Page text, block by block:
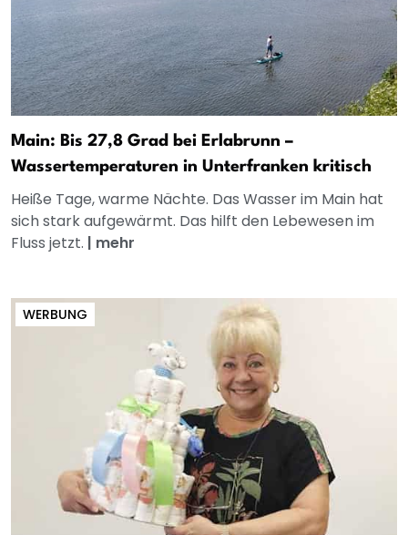
Main: Bis 27,8 Grad bei Erlabrunn –
Wassertemperaturen in Unterfranken kritisch
Heiße Tage, warme Nächte. Das Wasser im Main hat
sich stark aufgewärmt. Das hilft den Lebewesen im
Fluss jetzt. | mehr
WERBUNG